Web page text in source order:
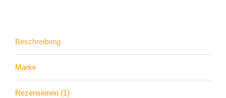
Beschreibung
Marke
Rezensionen (1)